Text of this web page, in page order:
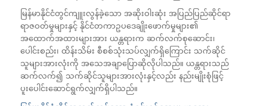
မြန်မာနိုင်ငံတွင်ကျူးလွန်ခဲ့သော အဆိုးဝါးဆုံး အပြည်ပြည်ဆိုင်ရာ
ရာဇဝတ်မှုများနှင့် နိုင်ငံတကာဥပဒေချိုးဖောက်မှုများ၏
အထောက်အထားများအား ယန္တရားက ဆက်လက်စုဆောင်း၊
ပေါင်းစည်း၊ ထိန်းသိမ်း စီစစ်သုံးသပ်လျှက်ရှိကြောင်း သက်ဆိုင်
သူများအားလုံးကို အသေအချာပြောဆိုလိုပါသည်။ ယန္တရားသည်
ဆက်လက်၍ သက်ဆိုင်သူများအားလုံးနှင့်လည်း နည်းမျိုးစုံဖြင့်
ပူးပေါင်းဆောင်ရွက်လျှက်ရှိပါသည်။